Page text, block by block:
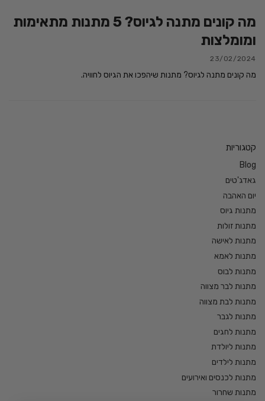
מה קונים מתנה לגיוס? 5 מתנות מתאימות
ומומלצות
23/02/2024
מה קונים מתנה לגיוס? מתנות שיהפכו את הגיוס לחוויה.
קטגוריות
Blog
גאדג'טים
יום האהבה
מתנות גיוס
מתנות זולות
מתנות לאישה
מתנות לאמא
מתנות לבוס
מתנות לבר מצווה
מתנות לבת מצווה
מתנות לגבר
מתנות לחגים
מתנות ליולדת
מתנות לילדים
מתנות לכנסים ואירועים
מתנות שחרור